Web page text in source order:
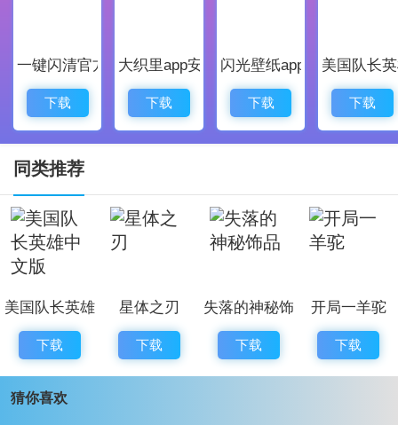
疯狂办公室学校模拟器游戏特性
1、每次成功找到敌人并用你想要的方式攻击打败之后，
你将能获得奖励;
找，才能将其打败。
3、让你感到反感的老师，那么你就可以在这款游戏中去
充分发泄你的不满，寻找老师的踪迹。
疯狂办公室学校模拟器游戏亮点
1、画面的风格虽然采用的是动画的形式，但是内容和现
2、游戏的玩法非常的自由，调皮的学生经常会去做一些
一键闪清官方最新版
下载
大织里app安卓版
下载
闪光壁纸app安卓最新版
下载
美国队长
下载
同类推荐
美国队长英雄
中文版
下载
星体之刃
下载
失落的神秘饰
品
下载
开局一羊驼
下载
猜你喜欢